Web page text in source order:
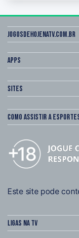
Jogosdehojenatv.com.br
Apps
Sites
Como assistir a
Este site pode
Ligas na TV